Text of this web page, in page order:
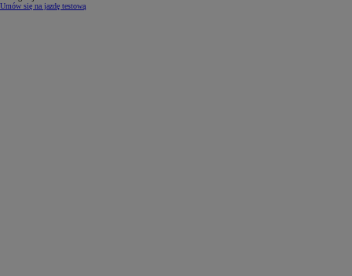
Umów się na jazdę testową